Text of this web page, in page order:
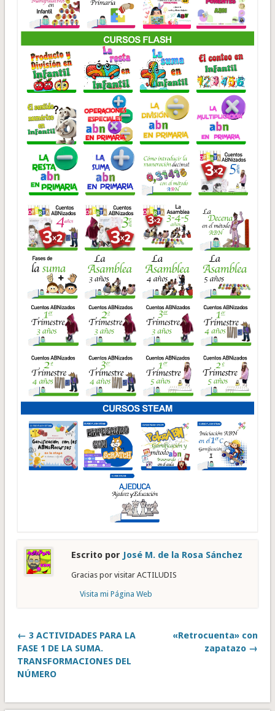
Escrito por José M. de la Rosa Sánchez
Gracias por visitar ACTILUDIS
Visita mi Página Web
← 3 ACTIVIDADES PARA LA
FASE 1 DE LA SUMA.
TRANSFORMACIONES DEL
NÚMERO
«Retrocuenta» con
zapatazo →